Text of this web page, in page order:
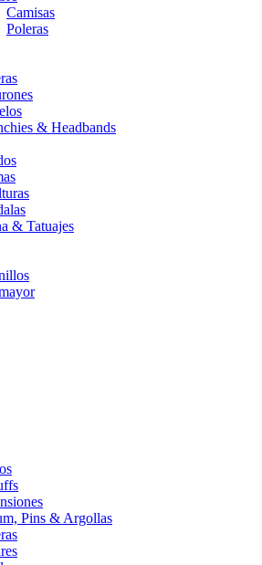
Camisas
Poleras
& Headbands
& Tatuajes
Pins & Argollas